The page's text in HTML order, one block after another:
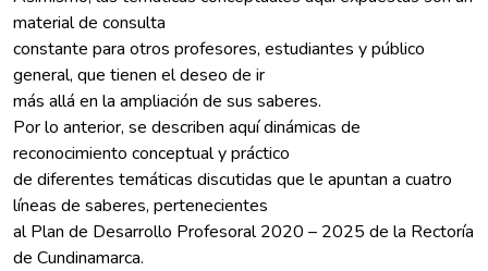
material de consulta
constante para otros profesores, estudiantes y público
general, que tienen el deseo de ir
más allá en la ampliación de sus saberes.
Por lo anterior, se describen aquí dinámicas de
reconocimiento conceptual y práctico
de diferentes temáticas discutidas que le apuntan a cuatro
líneas de saberes, pertenecientes
al Plan de Desarrollo Profesoral 2020 – 2025 de la Rectoría
de Cundinamarca.